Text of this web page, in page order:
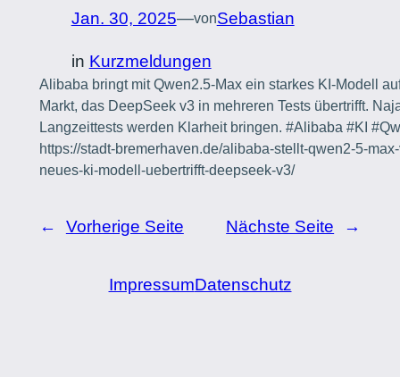
Jan. 30, 2025—vonSebastian
in Kurzmeldungen
Alibaba bringt mit Qwen2.5-Max ein starkes KI-Modell
Markt, das DeepSeek v3 in mehreren Tests übertrifft.
Langzeittests werden Klarheit bringen. #Alibaba #KI
https://stadt-bremerhaven.de/alibaba-stellt-qwen2-5-
neues-ki-modell-uebertrifft-deepseek-v3/
← Vorherige Seite Nächste Seite →
ImpressumDatenschutz